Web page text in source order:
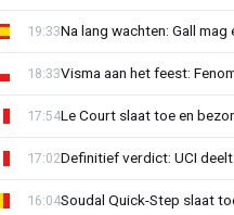
Na lang wachten: Gall
19:33
Visma aan het feest:
18:33
Le Court slaat toe en
17:54
Definitief verdict: UCI
17:02
Soudal Quick-Step slaat
16:04